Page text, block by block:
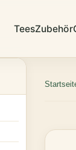
TeesZubehör